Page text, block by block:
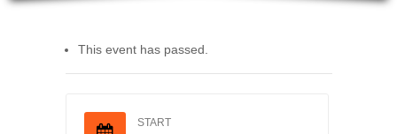
This event has passed.
START